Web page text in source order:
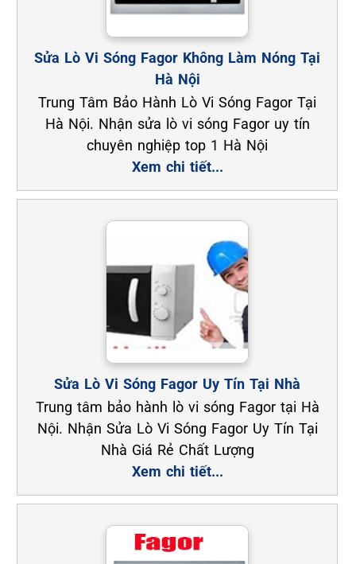
Sửa Lò Vi Sóng Fagor Không Làm Nóng Tại
Hà Nội
Trung Tâm Bảo Hành Lò Vi Sóng Fagor Tại
Hà Nội. Nhận sửa lò vi sóng Fagor uy tín
chuyên nghiệp top 1 Hà Nội
Xem chi tiết...
Sửa Lò Vi Sóng Fagor Uy Tín Tại Nhà
Trung tâm bảo hành lò vi sóng Fagor tại Hà
Nội. Nhận Sửa Lò Vi Sóng Fagor Uy Tín Tại
Nhà Giá Rẻ Chất Lượng
Xem chi tiết...